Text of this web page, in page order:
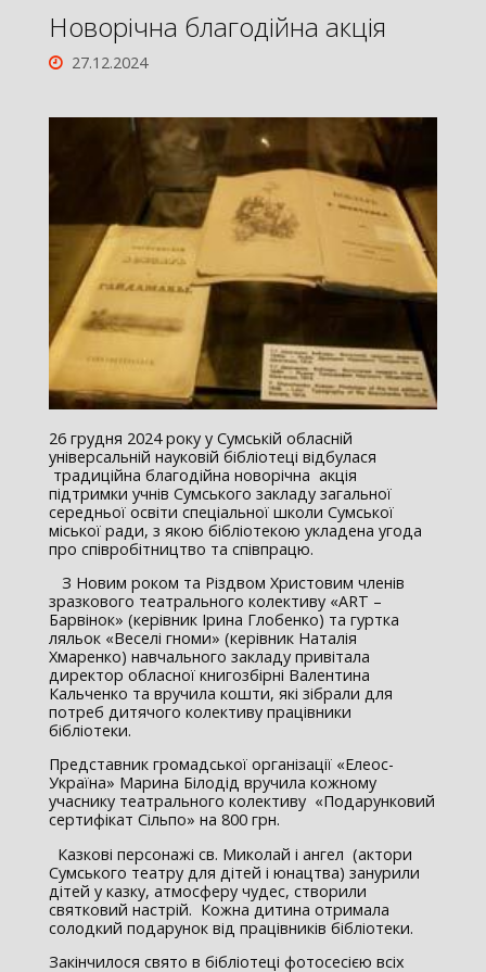
Новорічна благодійна акція
27.12.2024
26 грудня 2024 року у Сумській обласній
універсальній науковій бібліотеці відбулася
традиційна благодійна новорічна акція
підтримки учнів Сумського закладу загальної
середньої освіти спеціальної школи Сумської
міської ради, з якою бібліотекою укладена угода
про співробітництво та співпрацю.
З Новим роком та Різдвом Христовим членів
зразкового театрального колективу «ART –
Барвінок» (керівник Ірина Глобенко) та гуртка
ляльок «Веселі гноми» (керівник Наталія
Хмаренко) навчального закладу привітала
директор обласної книгозбірні Валентина
Кальченко та вручила кошти, які зібрали для
потреб дитячого колективу працівники
бібліотеки.
Представник громадської організації «Елеос-
Україна» Марина Білодід вручила кожному
учаснику театрального колективу «Подарунковий
сертифікат Сільпо» на 800 грн.
Казкові персонажі св. Миколай і ангел (актори
Сумського театру для дітей і юнацтва) занурили
дітей у казку, атмосферу чудес, створили
святковий настрій. Кожна дитина отримала
солодкий подарунок від працівників бібліотеки.
Закінчилося свято в бібліотеці фотосесією всіх